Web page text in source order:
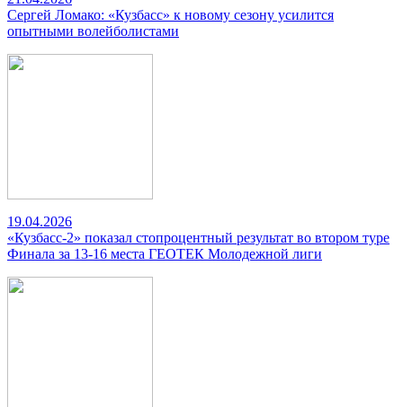
Сергей Ломако: «Кузбасс» к новому сезону усилится
опытными волейболистами
19.04.2026
«Кузбасс-2» показал стопроцентный результат во втором туре
Финала за 13-16 места ГЕОТЕК Молодежной лиги